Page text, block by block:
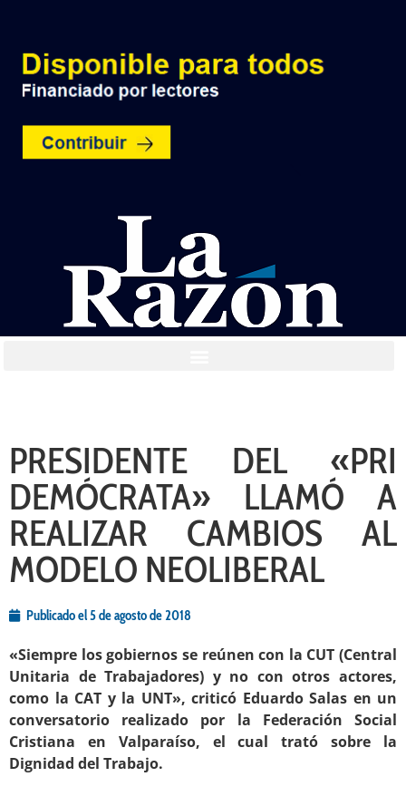
PRESIDENTE DEL «PRI
DEMÓCRATA» LLAMÓ A
REALIZAR CAMBIOS AL
MODELO NEOLIBERAL
Publicado el5 de agosto de 2018
«Siempre los gobiernos se reúnen con la CUT (Central
Unitaria de Trabajadores) y no con otros actores,
como la CAT y la UNT», criticó Eduardo Salas en un
conversatorio realizado por la Federación Social
Cristiana en Valparaíso, el cual trató sobre la
Dignidad del Trabajo.